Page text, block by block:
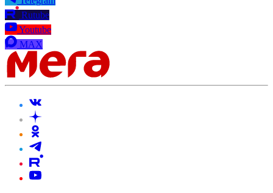
Rutube
Youtube
MAX